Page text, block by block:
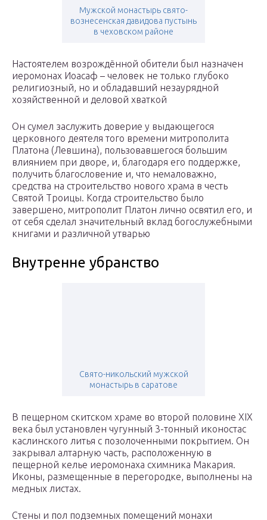
Мужской монастырь свято-
вознесенская давидова пустынь
в чеховском районе
Настоятелем возрождённой обители был назначен
иеромонах Иоасаф – человек не только глубоко
религиозный, но и обладавший незаурядной
хозяйственной и деловой хваткой
Он сумел заслужить доверие у выдающегося
церковного деятеля того времени митрополита
Платона (Левшина), пользовавшегося большим
влиянием при дворе, и, благодаря его поддержке,
получить благословение и, что немаловажно,
средства на строительство нового храма в честь
Святой Троицы. Когда строительство было
завершено, митрополит Платон лично освятил его, и
от себя сделал значительный вклад богослужебными
книгами и различной утварью
Внутренне убранство
Свято-никольский мужской
монастырь в саратове
В пещерном скитском храме во второй половине XIX
века был установлен чугунный 3-тонный иконостас
каслинского литья с позолоченными покрытием. Он
закрывал алтарную часть, расположенную в
пещерной келье иеромонаха схимника Макария.
Иконы, размещенные в перегородке, выполнены на
медных листах.
Стены и пол подземных помещений монахи